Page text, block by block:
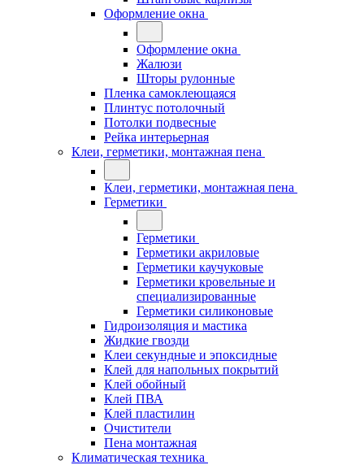
Оформление окна
Оформление окна
Жалюзи
Шторы рулонные
Пленка самоклеющаяся
Плинтус потолочный
Потолки подвесные
Рейка интерьерная
Клеи, герметики, монтажная пена
Клеи, герметики, монтажная пена
Герметики
Герметики
Герметики акриловые
Герметики каучуковые
Герметики кровельные и
специализированные
Герметики силиконовые
Гидроизоляция и мастика
Жидкие гвозди
Клеи секундные и эпоксидные
Клей для напольных покрытий
Клей обойный
Клей ПВА
Клей пластилин
Очистители
Пена монтажная
Климатическая техника